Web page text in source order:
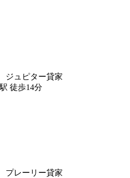
ジュピター貸家
徒歩14分
プレーリー貸家